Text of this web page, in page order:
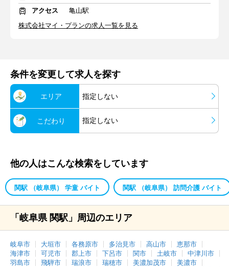
アクセス
亀山駅
株式会社マイ・プランの求人一覧を見る
条件を変更して求人を探す
エリア 指定しない
こだわり 指定しない
他の人はこんな検索をしています
関駅 （岐阜県） 学童 バイト 関駅 （岐阜県） 訪問介護 バイト
「岐阜県 関駅」周辺のエリア
岐阜市 大垣市 各務原市 多治見市 高山市
恵那市
海津市
可児市 郡上市 下呂市 関市 土岐市
中津川市
羽島市
飛騨市 瑞浪市 瑞穂市 美濃加茂市
美濃市